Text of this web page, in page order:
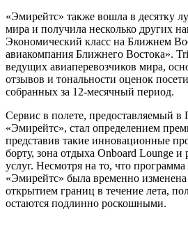
«Эмирейтс» также вошла в десятку
мира и получила несколько других
Экономический класс на Ближнем
авиакомпания Ближнего Востока».
ведущих авиаперевозчиков мира,
отзывов и тональности оценок
собранных за 12-месячный период.
Сервис в полете, предоставляемый в
«Эмирейтс», стал определением
представив такие инновационные
борту, зона отдыха Onboard Lounge
услуг. Несмотря на то, что
«Эмирейтс» была временно
открытием границ в течение лета,
остаются подлинно роскошными.